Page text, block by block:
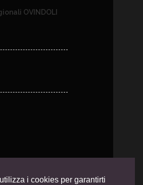
i cookies per garantirti
OVINDOLI